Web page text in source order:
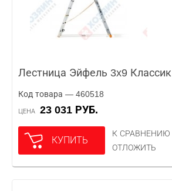
Лестница Эйфель 3x9 Классик
Код товара — 460518
ЦЕНА 23 031 РУБ.
КУПИТЬ
К СРАВНЕНИЮ
ОТЛОЖИТЬ